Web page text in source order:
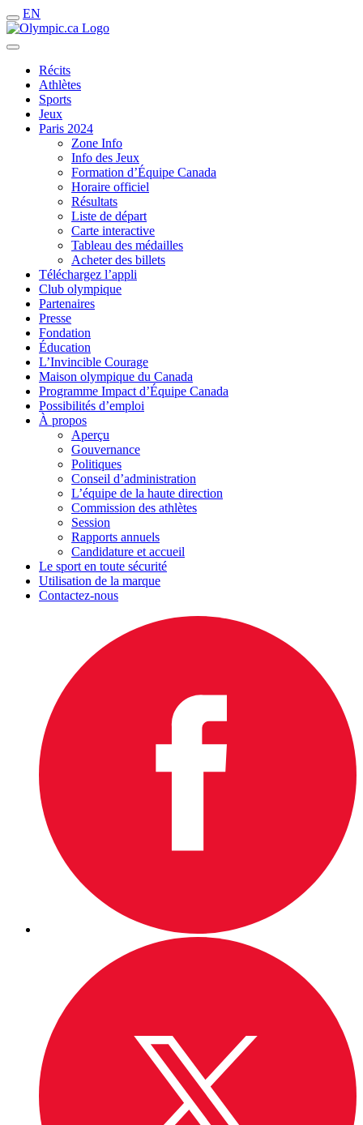
EN
Récits
Athlètes
Sports
Jeux
Paris 2024
Zone Info
Info des Jeux
Formation d’Équipe Canada
Horaire officiel
Résultats
Liste de départ
Carte interactive
Tableau des médailles
Acheter des billets
Téléchargez l’appli
Club olympique
Partenaires
Presse
Fondation
Éducation
L’Invincible Courage
Maison olympique du Canada
Programme Impact d’Équipe Canada
Possibilités d’emploi
À propos
Aperçu
Gouvernance
Politiques
Conseil d’administration
L’équipe de la haute direction
Commission des athlètes
Session
Rapports annuels
Candidature et accueil
Le sport en toute sécurité
Utilisation de la marque
Contactez-nous